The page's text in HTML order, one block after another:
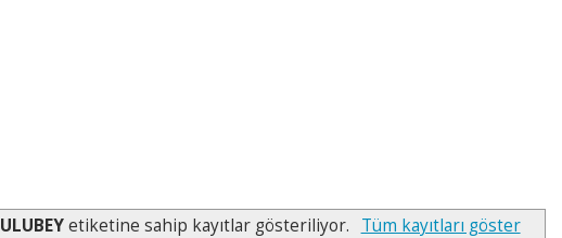
ULUBEYetiketine sahip kayıtlar gösteriliyor. Tüm kayıtları göster